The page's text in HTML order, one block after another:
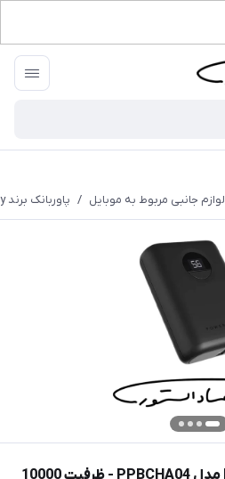
لوازم جانبی مربوط به موبایل / پاوربانک برند Powerology مدل PPBCHA04 - ظرفیت 10000 میلی آمپر - 20 وات
پاوربانک برند Powerology مدل PPBCHA04 - ظرفیت 10000